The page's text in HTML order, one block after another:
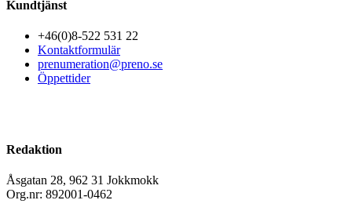
Kundtjänst
+46(0)8-522 531 22
Kontaktformulär
prenumeration@preno.se
Öppettider
Redaktion
Åsgatan 28, 962 31 Jokkmokk
Org.nr: 892001-0462